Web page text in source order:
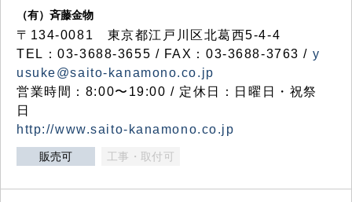
（有）斉藤金物
〒134-0081 東京都江戸川区北葛西5-4-4
TEL：03-3688-3655 / FAX：03-3688-3763 / y
usuke@saito-kanamono.co.jp
営業時間：8:00〜19:00 / 定休日：日曜日・祝祭
日
http://www.saito-kanamono.co.jp
販売可 工事・取付可